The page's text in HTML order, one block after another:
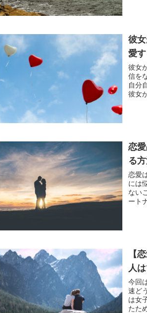
彼
愛
彼女
信を
自分
彼女
恋
る方
恋愛
には
ない
ート
【
人
今回
速ど
は女
たた